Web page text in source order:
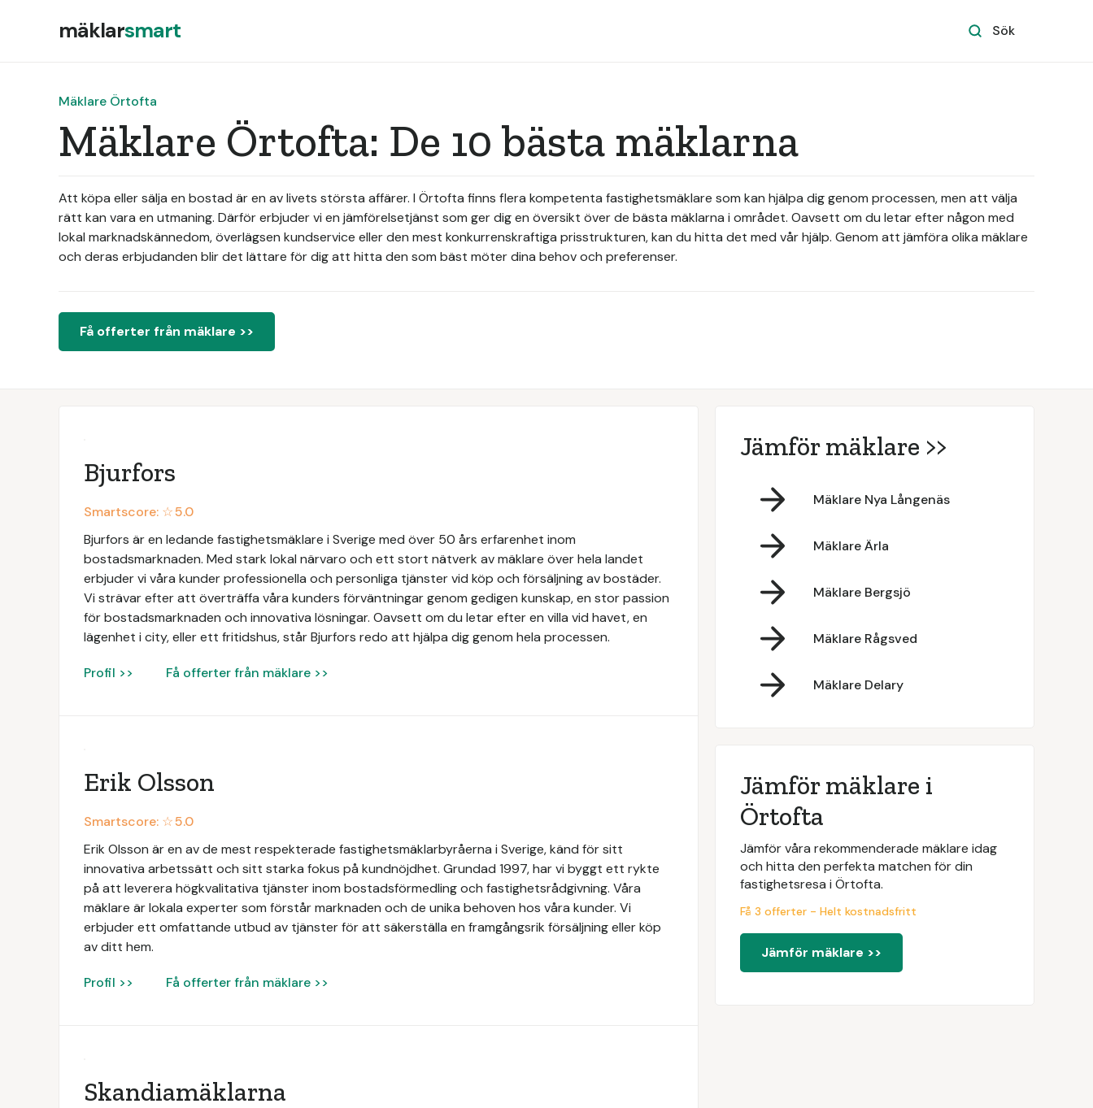
mäklarsmart Sök
Mäklare Örtofta
Mäklare Örtofta: De 10 bästa mäklarna
Att köpa eller sälja en bostad är en av livets största affärer. I Örtofta finns flera kompetenta fastighetsmäklare som kan hjälpa dig genom processen, men att välja
rätt kan vara en utmaning. Därför erbjuder vi en jämförelsetjänst som ger dig en översikt över de bästa mäklarna i området. Oavsett om du letar efter någon med
lokal marknadskännedom, överlägsen kundservice eller den mest konkurrenskraftiga prisstrukturen, kan du hitta det med vår hjälp. Genom att jämföra olika mäklare
och deras erbjudanden blir det lättare för dig att hitta den som bäst möter dina behov och preferenser.
Få offerter från mäklare >>
Bjurfors
Smartscore: ☆5.0
Bjurfors är en ledande fastighetsmäklare i Sverige med över 50 års erfarenhet inom
bostadsmarknaden. Med stark lokal närvaro och ett stort nätverk av mäklare över hela landet
erbjuder vi våra kunder professionella och personliga tjänster vid köp och försäljning av bostäder.
Vi strävar efter att överträffa våra kunders förväntningar genom gedigen kunskap, en stor passion
för bostadsmarknaden och innovativa lösningar. Oavsett om du letar efter en villa vid havet, en
lägenhet i city, eller ett fritidshus, står Bjurfors redo att hjälpa dig genom hela processen.
Profil >> Få offerter från mäklare >>
Erik Olsson
Smartscore: ☆5.0
Erik Olsson är en av de mest respekterade fastighetsmäklarbyråerna i Sverige, känd för sitt
innovativa arbetssätt och sitt starka fokus på kundnöjdhet. Grundad 1997, har vi byggt ett rykte
på att leverera högkvalitativa tjänster inom bostadsförmedling och fastighetsrådgivning. Våra
mäklare är lokala experter som förstår marknaden och de unika behoven hos våra kunder. Vi
erbjuder ett omfattande utbud av tjänster för att säkerställa en framgångsrik försäljning eller köp
av ditt hem.
Profil >> Få offerter från mäklare >>
Skandiamäklarna
Jämför mäklare >>
Mäklare Nya Långenäs
Mäklare Ärla
Mäklare Bergsjö
Mäklare Rågsved
Mäklare Delary
Jämför mäklare i
Örtofta
Jämför våra rekommenderade mäklare idag
och hitta den perfekta matchen för din
fastighetsresa i Örtofta.
Få 3 offerter - Helt kostnadsfritt
Jämför mäklare >>